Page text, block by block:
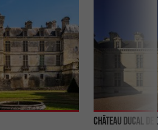
Château Ducal